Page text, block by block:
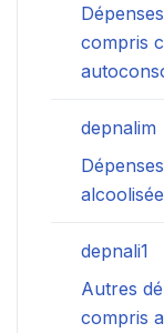
compris
depnalim
depnali1
Autres
compris